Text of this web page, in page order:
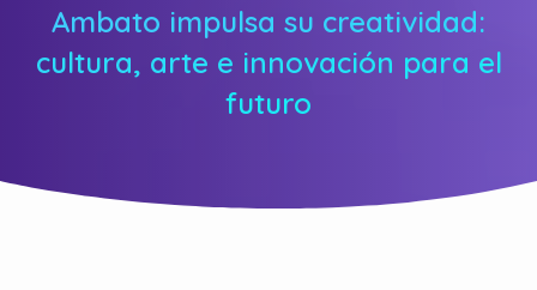
Ambato impulsa su creatividad:
cultura, arte e innovación para el
futuro